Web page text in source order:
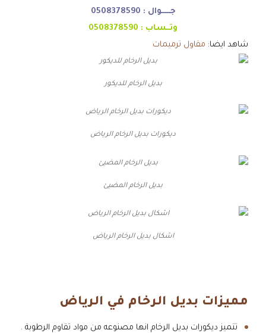
جـــــوال : 0508378590
وتــساب : 0508378590
شاهد ايضا: مقاول ترميمات
بديل الرخام للديكور
ديكورات بديل الرخام الرياض
بديل الرخام المضيئ
اشكال بديل الرخام الرياض
مميزات بديل الرخام في الرياض
تتميز ديكورات بديل الرخام انها مصنوعه من مواد تقاوم الرطوبة .